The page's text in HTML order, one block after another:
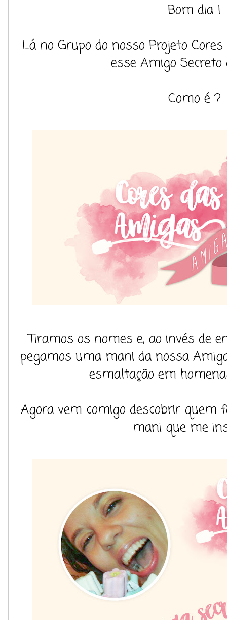
Bom dia !
Lá no Grupo do nosso Projeto
esse Amigo
Como é ?
Tiramos os nomes e, ao invés de
pegamos uma mani da nossa
esmaltação em
Agora vem comigo descobrir quem
mani que me